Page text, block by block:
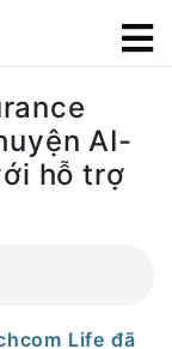
AI-
hỗ trợ
Life đã